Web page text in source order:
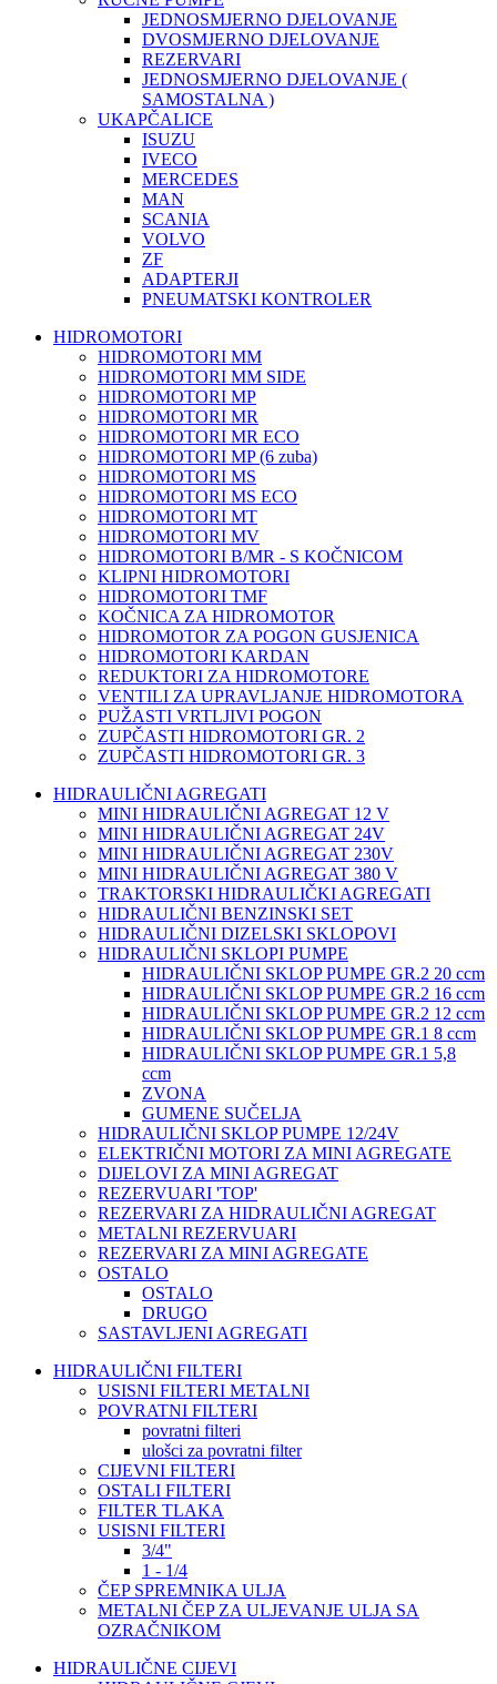
JEDNOSMJERNO DJELOVANJE
DVOSMJERNO DJELOVANJE
REZERVARI
JEDNOSMJERNO DJELOVANJE (
SAMOSTALNA )
UKAPČALICE
ISUZU
IVECO
MERCEDES
MAN
SCANIA
VOLVO
ZF
ADAPTERJI
PNEUMATSKI KONTROLER
HIDROMOTORI
HIDROMOTORI MM
HIDROMOTORI MM SIDE
HIDROMOTORI MP
HIDROMOTORI MR
HIDROMOTORI MR ECO
HIDROMOTORI MP (6 zuba)
HIDROMOTORI MS
HIDROMOTORI MS ECO
HIDROMOTORI MT
HIDROMOTORI MV
HIDROMOTORI B/MR - S KOČNICOM
KLIPNI HIDROMOTORI
HIDROMOTORI TMF
KOČNICA ZA HIDROMOTOR
HIDROMOTOR ZA POGON GUSJENICA
HIDROMOTORI KARDAN
REDUKTORI ZA HIDROMOTORE
VENTILI ZA UPRAVLJANJE HIDROMOTORA
PUŽASTI VRTLJIVI POGON
ZUPČASTI HIDROMOTORI GR. 2
ZUPČASTI HIDROMOTORI GR. 3
HIDRAULIČNI AGREGATI
MINI HIDRAULIČNI AGREGAT 12 V
MINI HIDRAULIČNI AGREGAT 24V
MINI HIDRAULIČNI AGREGAT 230V
MINI HIDRAULIČNI AGREGAT 380 V
TRAKTORSKI HIDRAULIČKI AGREGATI
HIDRAULIČNI BENZINSKI SET
HIDRAULIČNI DIZELSKI SKLOPOVI
HIDRAULIČNI SKLOPI PUMPE
HIDRAULIČNI SKLOP PUMPE GR.2 20 ccm
HIDRAULIČNI SKLOP PUMPE GR.2 16 ccm
HIDRAULIČNI SKLOP PUMPE GR.2 12 ccm
HIDRAULIČNI SKLOP PUMPE GR.1 8 ccm
HIDRAULIČNI SKLOP PUMPE GR.1 5,8
ccm
ZVONA
GUMENE SUČELJA
HIDRAULIČNI SKLOP PUMPE 12/24V
ELEKTRIČNI MOTORI ZA MINI AGREGATE
DIJELOVI ZA MINI AGREGAT
REZERVUARI 'TOP'
REZERVARI ZA HIDRAULIČNI AGREGAT
METALNI REZERVUARI
REZERVARI ZA MINI AGREGATE
OSTALO
OSTALO
DRUGO
SASTAVLJENI AGREGATI
HIDRAULIČNI FILTERI
USISNI FILTERI METALNI
POVRATNI FILTERI
povratni filteri
ulošci za povratni filter
CIJEVNI FILTERI
OSTALI FILTERI
FILTER TLAKA
USISNI FILTERI
3/4"
1 - 1/4
ČEP SPREMNIKA ULJA
METALNI ČEP ZA ULJEVANJE ULJA SA
OZRAČNIKOM
HIDRAULIČNE CIJEVI